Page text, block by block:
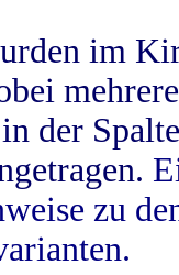
im
der
zu